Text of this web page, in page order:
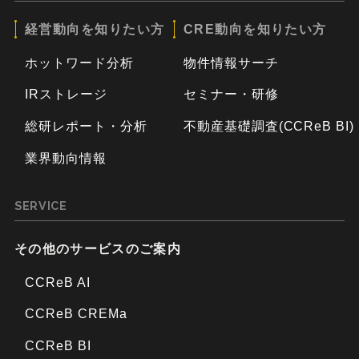
経営動向を知りたい方
ホットワード分析
IRストレージ
総研レポート・分析
業界動向情報
CRE動向を知りたい方
物件情報サーチ
セミナー・研修
不動産基礎調査(CCReB BI)
SERVICE
その他のサービスのご案内
CCReB AI
CCReB CREMa
CCReB BI